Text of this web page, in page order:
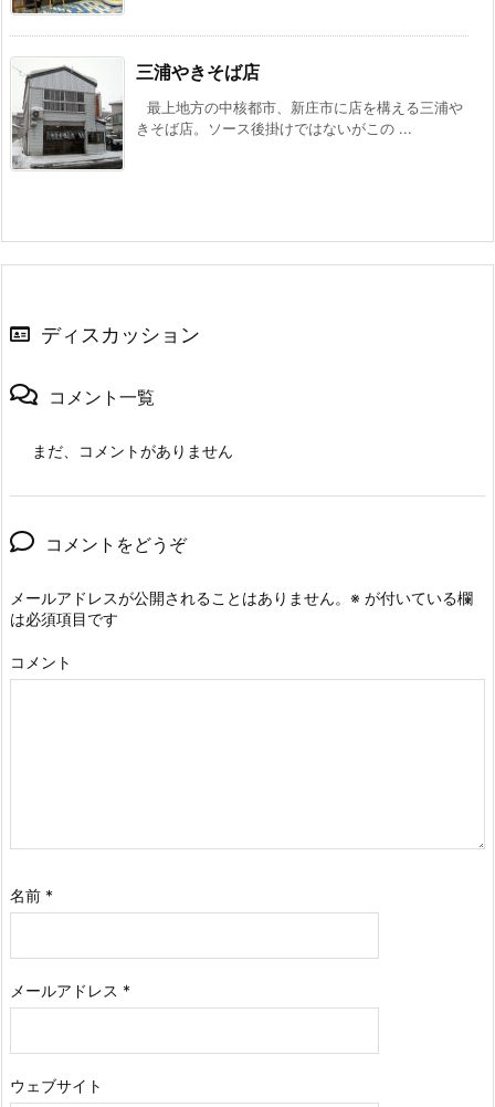
三浦やきそば店
最上地方の中核都市、新庄市に店を構える三浦や
きそば店。ソース後掛けではないがこの ...
ディスカッション
コメント一覧
まだ、コメントがありません
コメントをどうぞ
メールアドレスが公開されることはありません。 ※ が付いている欄
は必須項目です
コメント
名前 *
メールアドレス *
ウェブサイト